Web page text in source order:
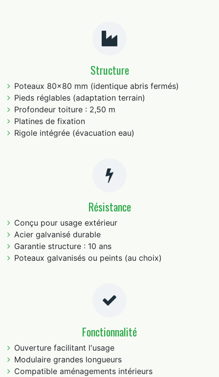
Structure
Poteaux 80×80 mm (identique abris fermés)
Pieds réglables (adaptation terrain)
Profondeur toiture : 2,50 m
Platines de fixation
Rigole intégrée (évacuation eau)
Résistance
Conçu pour usage extérieur
Acier galvanisé durable
Garantie structure : 10 ans
Poteaux galvanisés ou peints (au choix)
Fonctionnalité
Ouverture facilitant l'usage
Modulaire grandes longueurs
Compatible aménagements intérieurs